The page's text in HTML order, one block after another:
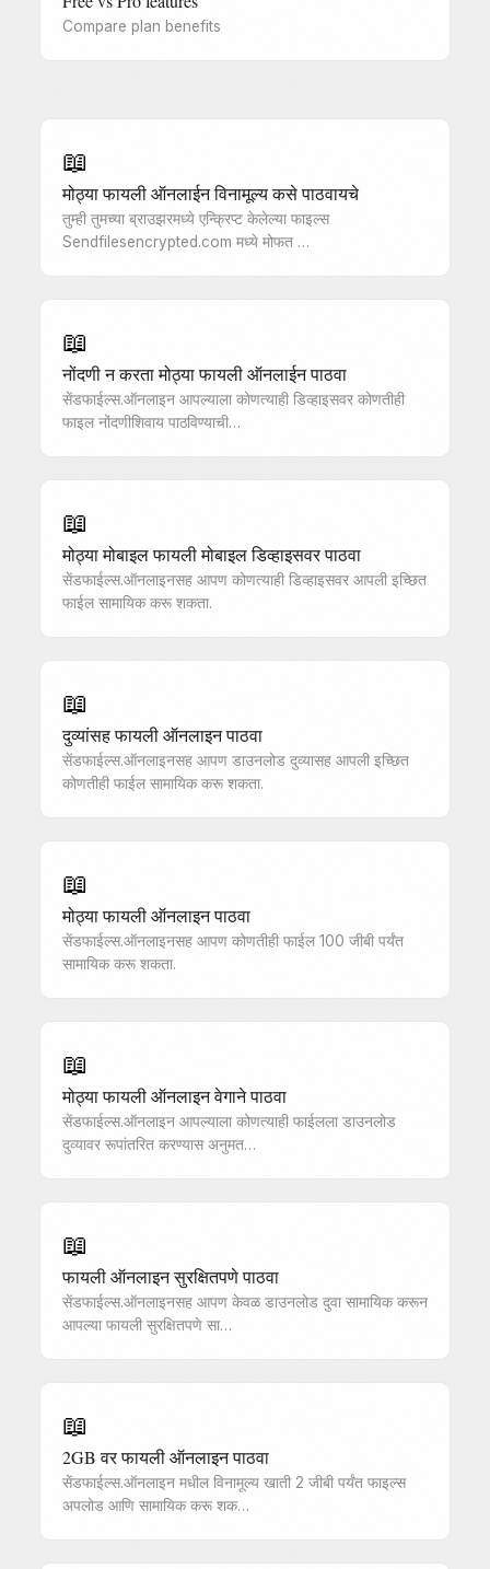
Compare plan benefits
📖
मोठ्या फायली ऑनलाईन विनामूल्य कसे पाठवायचे
तुम्ही तुमच्या ब्राउझरमध्ये एन्क्रिप्ट केलेल्या फाइल्स
Sendfilesencrypted.com मध्ये मोफत …
📖
नोंदणी न करता मोठ्या फायली ऑनलाईन पाठवा
सेंडफाईल्स.ऑनलाइन आपल्याला कोणत्याही डिव्हाइसवर कोणतीही
फाइल नोंदणीशिवाय पाठविण्याची…
📖
मोठ्या मोबाइल फायली मोबाइल डिव्हाइसवर पाठवा
सेंडफाईल्स.ऑनलाइनसह आपण कोणत्याही डिव्हाइसवर आपली इच्छित
फाईल सामायिक करू शकता.
📖
दुव्यांसह फायली ऑनलाइन पाठवा
सेंडफाईल्स.ऑनलाइनसह आपण डाउनलोड दुव्यासह आपली इच्छित
कोणतीही फाईल सामायिक करू शकता.
📖
मोठ्या फायली ऑनलाइन पाठवा
सेंडफाईल्स.ऑनलाइनसह आपण कोणतीही फाईल 100 जीबी पर्यंत
सामायिक करू शकता.
📖
मोठ्या फायली ऑनलाइन वेगाने पाठवा
सेंडफाईल्स.ऑनलाइन आपल्याला कोणत्याही फाईलला डाउनलोड
दुव्यावर रूपांतरित करण्यास अनुमत…
📖
फायली ऑनलाइन सुरक्षितपणे पाठवा
सेंडफाईल्स.ऑनलाइनसह आपण केवळ डाउनलोड दुवा सामायिक करून
आपल्या फायली सुरक्षितपणे सा…
📖
2GB वर फायली ऑनलाइन पाठवा
सेंडफाईल्स.ऑनलाइन मधील विनामूल्य खाती 2 जीबी पर्यंत फाइल्स
अपलोड आणि सामायिक करू शक…